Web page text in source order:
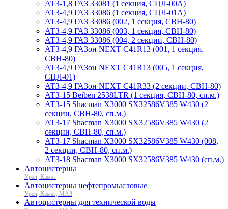
АТЗ-1,8 ГАЗ 33081 (1 секция, СЦЛ-00А)
АТЗ-4,9 ГАЗ 33086 (1 секция, СЦЛ-01А)
АТЗ-4,9 ГАЗ 33086 (002, 1 секция, СВН-80)
АТЗ-4,9 ГАЗ 33086 (003, 1 секция, СВН-80)
АТЗ-4,9 ГАЗ 33086 (004, 2 секции, СВН-80)
АТЗ-4,9 ГАЗон NEXT C41R13 (001, 1 секция,
СВН-80)
АТЗ-4,9 ГАЗон NEXT C41R13 (005, 1 секция,
СЦЛ-01)
АТЗ-4,9 ГАЗон NEXT C41R33 (2 секции, СВН-80)
АТЗ-15 Beiben 2538LTR (1 секция, СВН-80, сп.м.)
АТЗ-15 Shacman X3000 SX32586V385 W430 (2
секции, СВН-80, сп.м.)
АТЗ-17 Shacman X3000 SX32586V385 W430 (2
секции, СВН-80, сп.м.)
АТЗ-17 Shacman X3000 SX32586V385 W430 (008,
2 секции, СВН-80, сп.м.)
АТЗ-18 Shacman X3000 SX32586V385 W430 (сп.м.)
Автоцистерны
Урал, Камаз
Автоцистерны нефтепромысловые
Урал, Камаз, МАЗ
Автоцистерны для технической воды